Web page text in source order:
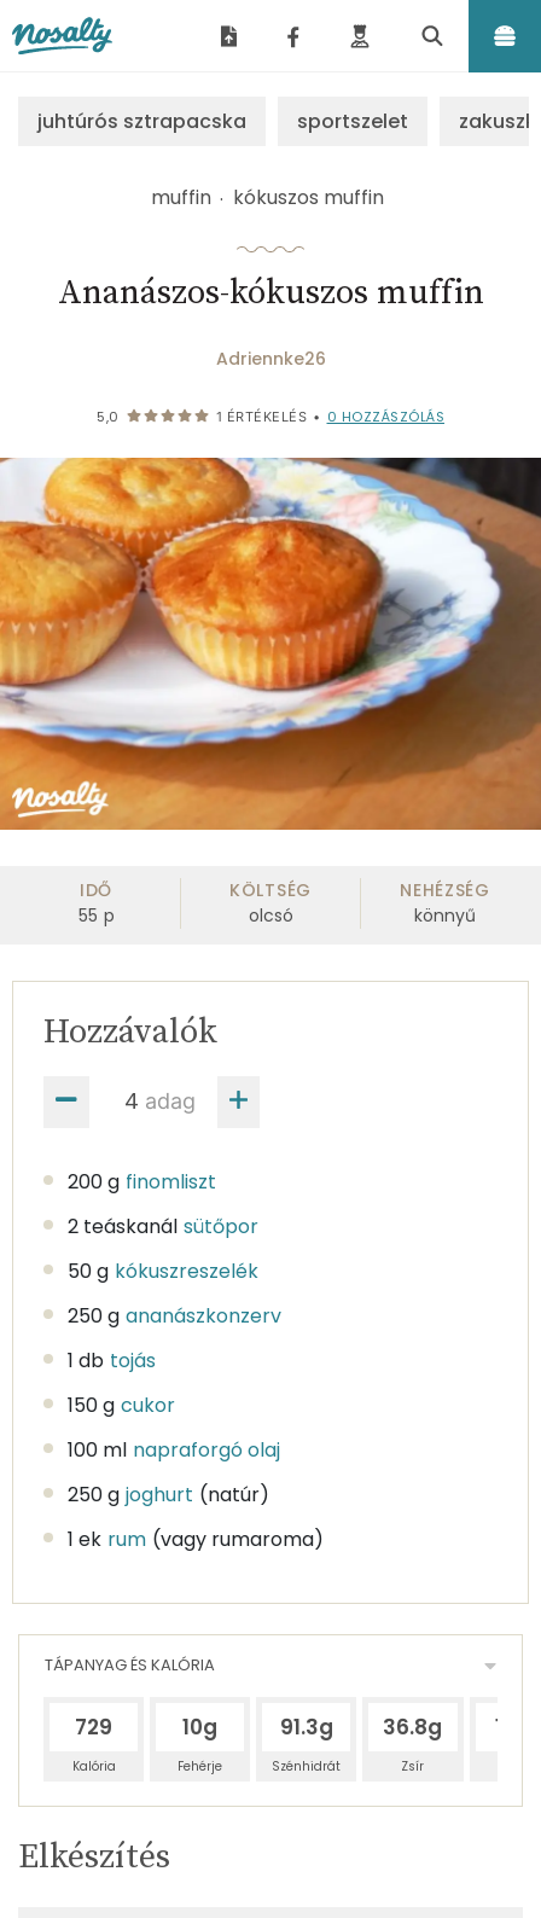
juhtúrós sztrapacska sportszelet
muffin kókuszos muffin
Ananászos-kókuszos muffin
Adriennke26
5,0 1 ÉRTÉKELÉS • 0 HOZZÁSZÓLÁS
IDŐ
55 p
KÖLTSÉG
olcsó
NEHÉZSÉG
könnyű
adag
Hozzávalók
200 g finomliszt
2 teáskanál sütőpor
50 g kókuszreszelék
250 g ananászkonzerv
1 db tojás
150 g cukor
100 ml napraforgó olaj
250 g joghurt (natúr)
1 ek rum (vagy rumaroma)
TÁPANYAG ÉS KALÓRIA
729
Kalória
10g
Fehérje
91.3g
Szénhidrát
36.8g
Zsír
Egy
adagban
TÁPANYAGTARTALOM
Elkészítés